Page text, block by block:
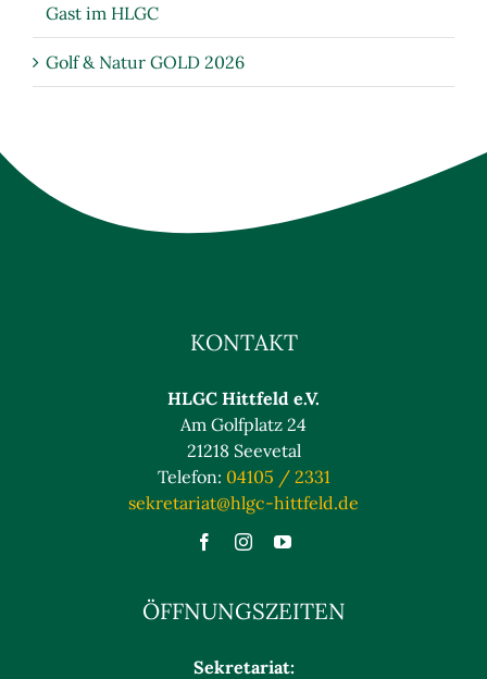
Gast im HLGC
Golf & Natur GOLD 2026
KONTAKT
HLGC Hittfeld e.V.
Am Golfplatz 24
21218 Seevetal
Telefon: 04105 / 2331
sekretariat@hlgc-hittfeld.de
ÖFFNUNGSZEITEN
Sekretariat: